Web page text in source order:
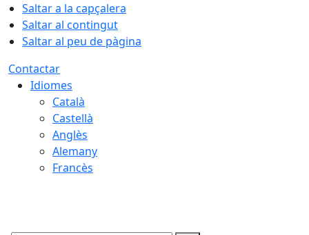
Saltar a la capçalera
Saltar al contingut
Saltar al peu de pàgina
Contactar
Idiomes
Català
Castellà
Anglès
Alemany
Francès